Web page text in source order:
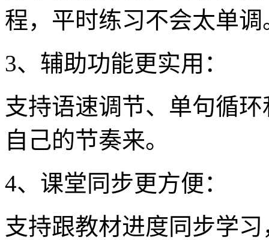
程，平时练习不会太单调
3、辅助功能更实用：
支持语速调节、单句循
自己的节奏来。
4、课堂同步更方便：
支持跟教材进度同步学